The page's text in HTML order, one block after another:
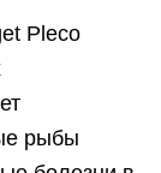
Pleco
рыбы